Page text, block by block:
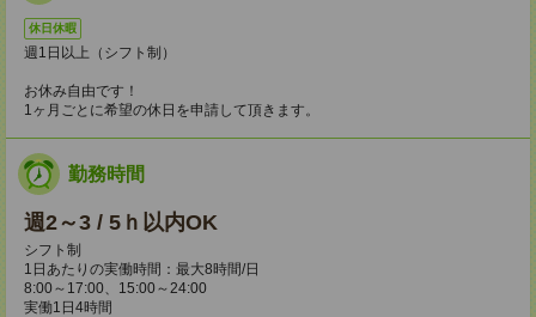
休日休暇
週1日以上（シフト制）
お休み自由です！
1ヶ月ごとに希望の休日を申請して頂きます。
勤務時間
週2～3 / 5ｈ以内OK
シフト制
1日あたりの実働時間：最大8時間/日
8:00～17:00、15:00～24:00
実働1日4時間